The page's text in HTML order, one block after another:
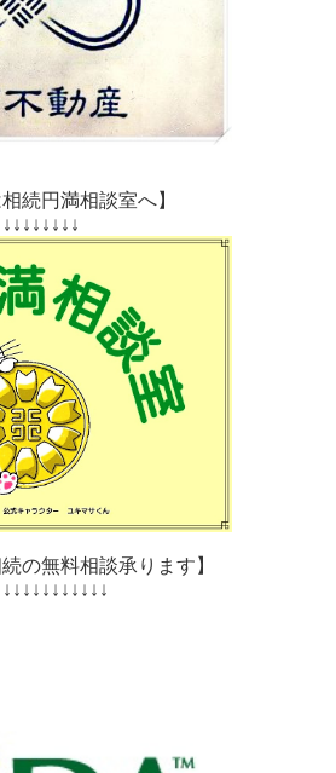
続円満相談室へ】
の無料相談承ります】